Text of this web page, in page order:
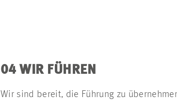
04 WIR FÜHREN
Wir sind bereit, die Führung zu